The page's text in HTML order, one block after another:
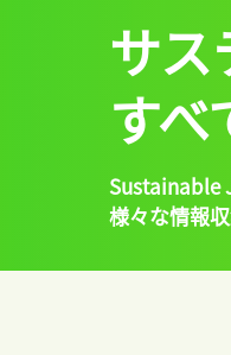
サ
すべ
Sustainable
様々な情報